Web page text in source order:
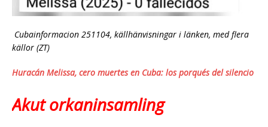
Cubainformacion 251104, källhänvisningar i länken, med flera
källor (ZT)
Huracán Melissa, cero muertes en Cuba: los porqués del silencio
Akut orkaninsamling